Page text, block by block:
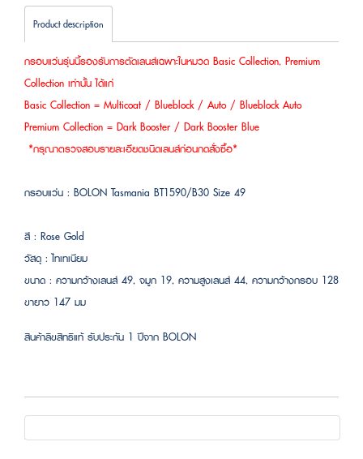
Product description
กรอบแว่นรุ่นนี้รองรับการตัดเลนส์เฉพาะในหมวด Basic Collection, Premium
Collection เท่านั้น ได้แก่
Basic Collection = Multicoat / Blueblock / Auto / Blueblock Auto
Premium Collection = Dark Booster / Dark Booster Blue
*กรุณาตรวจสอบรายละเอียดชนิดเลนส์ก่อนกดสั่งซื้อ*
กรอบแว่น : BOLON Tasmania BT1590/B30 Size 49
สี : Rose Gold
วัสดุ : ไทเทเนียม
ขนาด : ความกว้างเลนส์ 49, จมูก 19, ความสูงเลนส์ 44, ความกว้างกรอบ 128
ขายาว 147 มม
สินค้าลิขสิทธิแท้ รับประกัน 1 ปีจาก BOLON